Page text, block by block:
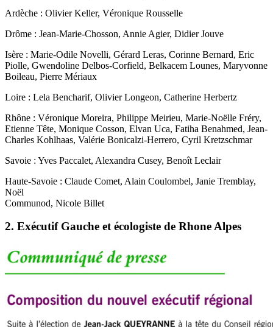
Ardèche : Olivier Keller, Véronique Rousselle
Drôme : Jean-Marie-Chosson, Annie Agier, Didier Jouve
Isère : Marie-Odile Novelli, Gérard Leras, Corinne Bernard, Eric
Piolle, Gwendoline Delbos-Corfield, Belkacem Lounes, Maryvonne
Boileau, Pierre Mériaux
Loire : Lela Bencharif, Olivier Longeon, Catherine Herbertz
Rhône : Véronique Moreira, Philippe Meirieu, Marie-Noëlle Fréry,
Etienne Tête, Monique Cosson, Elvan Uca, Fatiha Benahmed, Jean-
Charles Kohlhaas, Valérie Bonicalzi-Herrero, Cyril Kretzschmar
Savoie : Yves Paccalet, Alexandra Cusey, Benoît Leclair
Haute-Savoie : Claude Comet, Alain Coulombel, Janie Tremblay,
Noël
Communod, Nicole Billet
2. Exécutif Gauche et écologiste de Rhone Alpes